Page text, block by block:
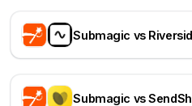
Submagic vs
Submagic vs